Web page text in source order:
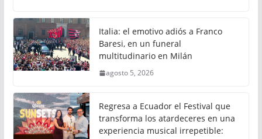
Italia: el emotivo adiós a Franco
Baresi, en un funeral
multitudinario en Milán
agosto 5, 2026
Regresa a Ecuador el Festival que
transforma los atardeceres en una
experiencia musical irrepetible: